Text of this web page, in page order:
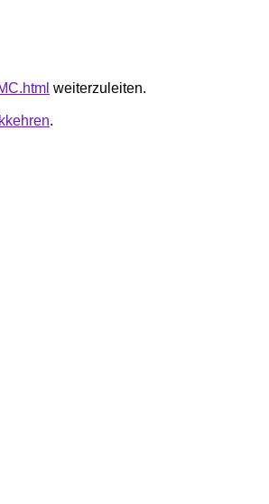
weiterzuleiten.
.